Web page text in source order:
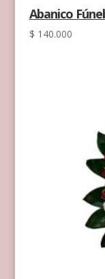
Abanico
$ 140.000